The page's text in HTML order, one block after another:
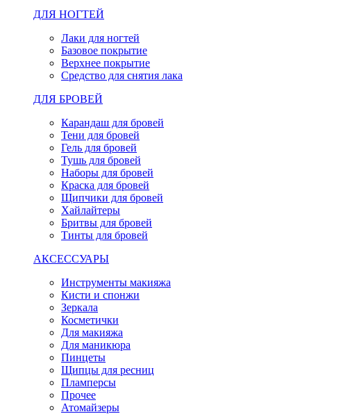
ДЛЯ НОГТЕЙ
Лаки для ногтей
Базовое покрытие
Верхнее покрытие
Средство для снятия лака
ДЛЯ БРОВЕЙ
Карандаш для бровей
Тени для бровей
Гель для бровей
Тушь для бровей
Наборы для бровей
Краска для бровей
Щипчики для бровей
Хайлайтеры
Бритвы для бровей
Тинты для бровей
АКСЕССУАРЫ
Инструменты макияжа
Кисти и спонжи
Зеркала
Косметички
Для макияжа
Для маникюра
Пинцеты
Щипцы для ресниц
Пламперсы
Прочее
Атомайзеры